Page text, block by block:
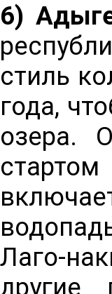
6)
стиль
года,
озера.
Лаго-
другие